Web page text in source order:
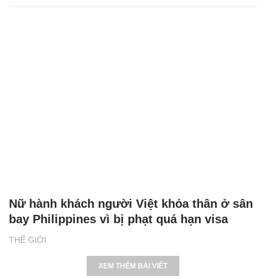
THẾ GIỚI
Nữ hành khách người Việt khỏa thân ở sân
bay Philippines vì bị phạt quá hạn visa
XEM THÊM BÀI VIẾT